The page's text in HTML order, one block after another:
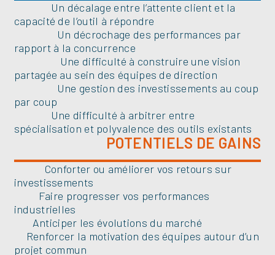
Un décalage entre l’attente client et la
capacité de l’outil à répondre
Un décrochage des performances par
rapport à la concurrence
Une difficulté à construire une vision
partagée au sein des équipes de direction
Une gestion des investissements au coup
par coup
Une difficulté à arbitrer entre
spécialisation et polyvalence des outils existants
POTENTIELS DE GAINS
Conforter ou améliorer vos retours sur
investissements
Faire progresser vos performances
industrielles
Anticiper les évolutions du marché
Renforcer la motivation des équipes autour d’un
projet commun